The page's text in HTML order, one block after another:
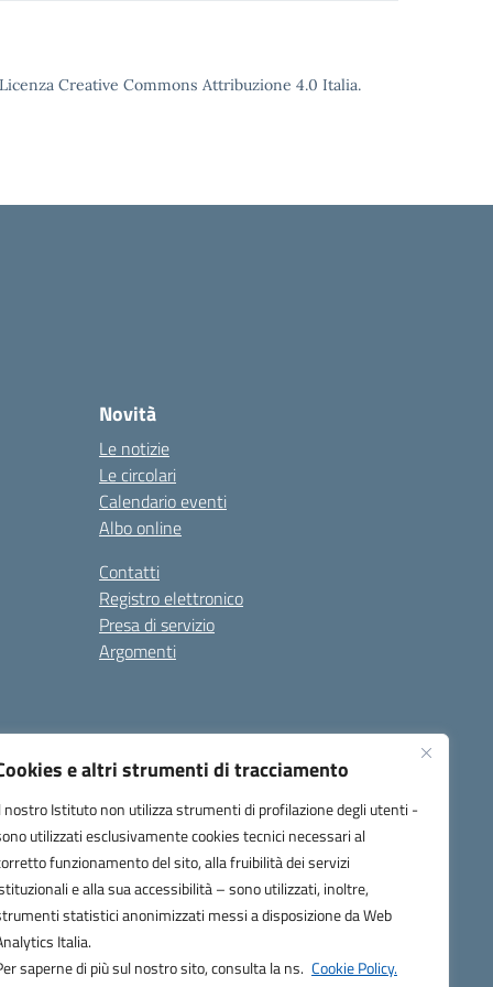
e altri strumenti di tracciamento
nostro Istituto non utilizza strumenti di profilazione degli utenti -
utilizzati esclusivamente cookies tecnici necessari al
funzionamento del sito, alla fruibilità dei servizi
e alla sua accessibilità – sono utilizzati, inoltre,
statistici anonimizzati messi a disposizione da Web
Italia.
saperne di più sul nostro sito, consulta la ns. Cookie Policy.
Creative Commons Attribuzione 4.0 Italia.
Novità
Le notizie
Le circolari
Calendario eventi
Albo online
Contatti
Registro elettronico
Presa di servizio
Argomenti